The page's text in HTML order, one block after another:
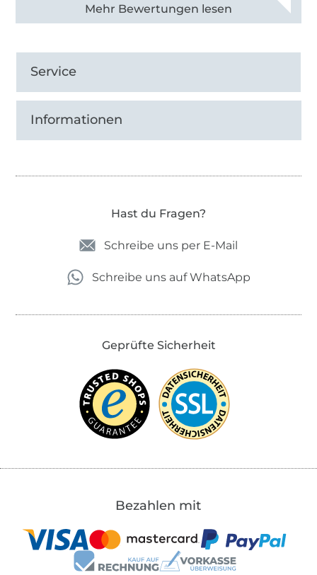
Alle 82968 Bewertungen ansehen
Service
Informationen
Hast du Fragen?
Schreibe uns per E-Mail
Schreibe uns auf WhatsApp
Geprüfte Sicherheit
Bezahlen mit